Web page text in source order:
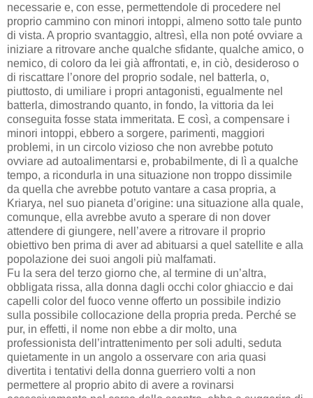
necessarie e, con esse, permettendole di procedere nel
proprio cammino con minori intoppi, almeno sotto tale punto
di vista. A proprio svantaggio, altresì, ella non poté ovviare a
iniziare a ritrovare anche qualche sfidante, qualche amico, o
nemico, di coloro da lei già affrontati, e, in ciò, desideroso o
di riscattare l’onore del proprio sodale, nel batterla, o,
piuttosto, di umiliare i propri antagonisti, egualmente nel
batterla, dimostrando quanto, in fondo, la vittoria da lei
conseguita fosse stata immeritata. E così, a compensare i
minori intoppi, ebbero a sorgere, parimenti, maggiori
problemi, in un circolo vizioso che non avrebbe potuto
ovviare ad autoalimentarsi e, probabilmente, di lì a qualche
tempo, a ricondurla in una situazione non troppo dissimile
da quella che avrebbe potuto vantare a casa propria, a
Kriarya, nel suo pianeta d’origine: una situazione alla quale,
comunque, ella avrebbe avuto a sperare di non dover
attendere di giungere, nell’avere a ritrovare il proprio
obiettivo ben prima di aver ad abituarsi a quel satellite e alla
popolazione dei suoi angoli più malfamati.
Fu la sera del terzo giorno che, al termine di un’altra,
obbligata rissa, alla donna dagli occhi color ghiaccio e dai
capelli color del fuoco venne offerto un possibile indizio
sulla possibile collocazione della propria preda. Perché se
pur, in effetti, il nome non ebbe a dir molto, una
professionista dell’intrattenimento per soli adulti, seduta
quietamente in un angolo a osservare con aria quasi
divertita i tentativi della donna guerriero volti a non
permettere al proprio abito di avere a rovinarsi